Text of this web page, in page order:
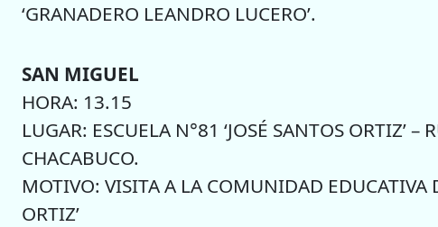
‘GRANADERO LEANDRO LUCERO’.
SAN MIGUEL
HORA: 13.15
LUGAR: ESCUELA N°81 ‘JOSÉ SANTOS ORTIZ’
CHACABUCO.
MOTIVO: VISITA A LA COMUNIDAD EDUCATIVA
ORTIZ’